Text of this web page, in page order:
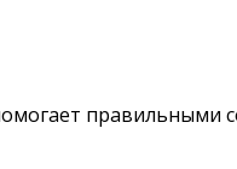
правильными